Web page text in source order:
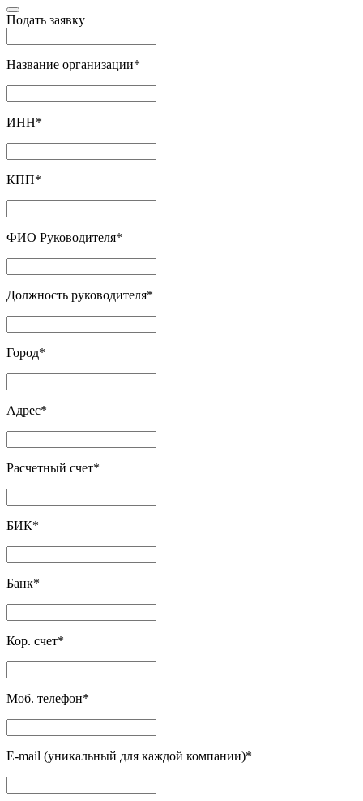
Подать заявку
Название организации*
ИНН*
КПП*
ФИО Руководителя*
Должность руководителя*
Город*
Адрес*
Расчетный счет*
БИК*
Банк*
Кор. счет*
Моб. телефон*
E-mail (уникальный для каждой компании)*